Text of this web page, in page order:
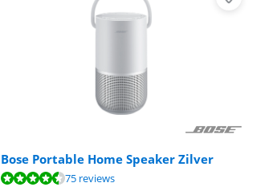
Bose Portable Home Speaker Zilver
Beoordeling is 8,7 van de 10, gebaseerd op 75 reviews.
75 reviews